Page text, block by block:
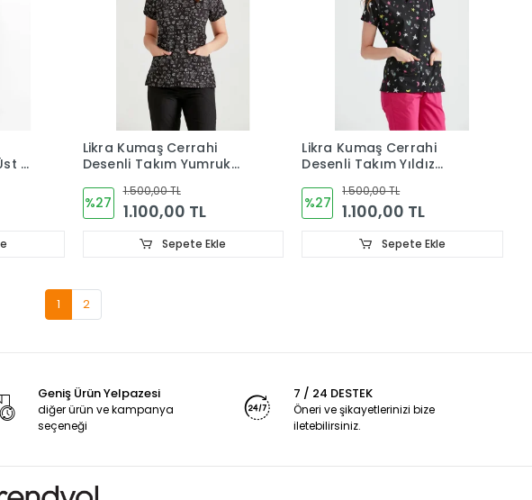
V
Likra Kumaş Cerrahi
Desenli Takım Yumruk
Kesim
%27
1.500,00 TL
1.100,00 TL
Sepete Ekle
Likra Kumaş Cerrahi
Desenli Takım Yıldız
Kesim
%27
1.500,00 TL
1.100,00 TL
Sepete Ekle
1 2
Geniş Ürün Yelpazesi
diğer ürün ve kampanya
seçeneği
7 / 24 DESTEK
Öneri ve şikayetlerinizi bize
iletebilirsiniz.